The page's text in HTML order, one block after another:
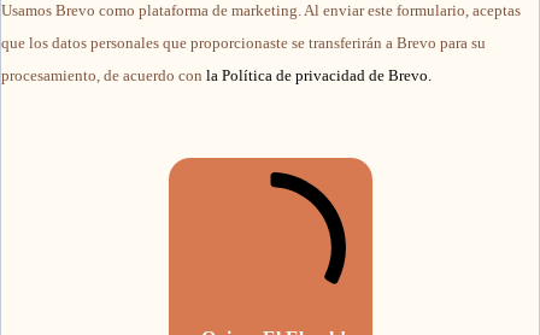
Usamos Brevo como plataforma de marketing. Al enviar este formulario, aceptas
que los datos personales que proporcionaste se transferirán a Brevo para su
procesamiento, de acuerdo con la Política de privacidad de Brevo.